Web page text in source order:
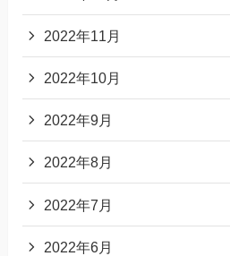
2022年11月
2022年10月
2022年9月
2022年8月
2022年7月
2022年6月